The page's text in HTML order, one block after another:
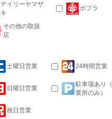
デイリーヤマザ
キ
ポプラ
その他の取扱
店
土曜日営業 24時間営業
日曜日営業
駐車場あり
業所のみ）
祝日営業